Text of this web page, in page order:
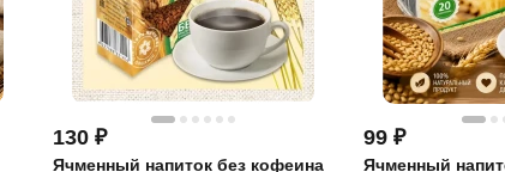
130 ₽
Ячменный напиток без кофеина
99 ₽
Ячменный